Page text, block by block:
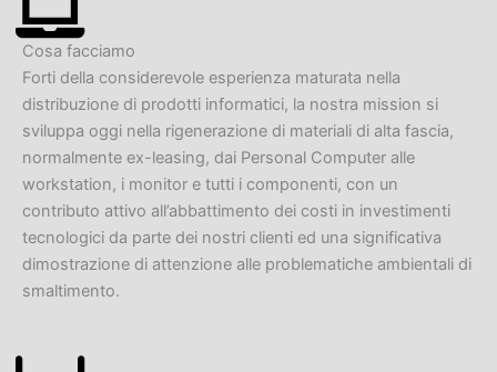
Cosa facciamo
Forti della considerevole esperienza maturata nella
distribuzione di prodotti informatici, la nostra mission si
sviluppa oggi nella rigenerazione di materiali di alta fascia,
normalmente ex-leasing, dai Personal Computer alle
workstation, i monitor e tutti i componenti, con un
contributo attivo all’abbattimento dei costi in investimenti
tecnologici da parte dei nostri clienti ed una significativa
dimostrazione di attenzione alle problematiche ambientali di
smaltimento.